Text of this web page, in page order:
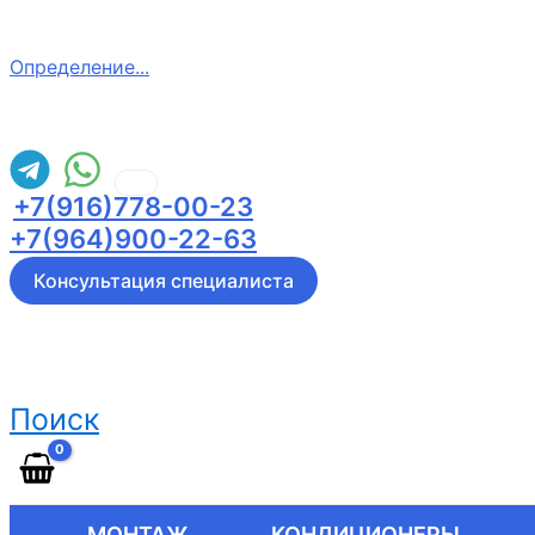
Определение...
+7(916)778-00-23
+7(964)900-22-63
Консультация специалиста
Поиск